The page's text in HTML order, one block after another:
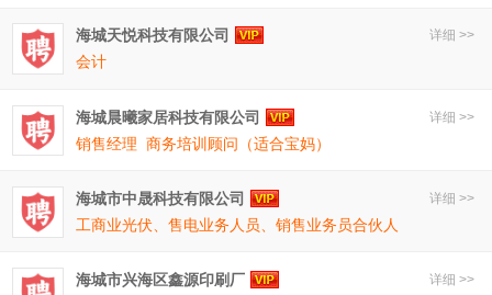
详细 >>
海城天悦科技有限公司
会计
详细 >>
海城晨曦家居科技有限公司
销售经理 商务培训顾问（适合宝妈）
详细 >>
海城市中晟科技有限公司
工商业光伏、售电业务人员、销售业务员合伙人
详细 >>
海城市兴海区鑫源印刷厂